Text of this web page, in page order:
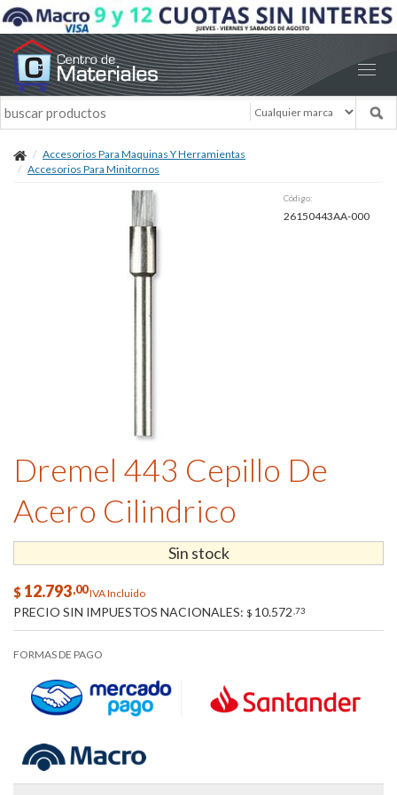
Accesorios Para Maquinas Y Herramientas
Accesorios Para Minitornos
Código:
26150443AA-000
Dremel 443 Cepillo De
Acero Cilindrico
Sin stock
$ 12.793,00IVA Incluido
PRECIO SIN IMPUESTOS NACIONALES: $ 10.572 ,73
FORMAS DE PAGO